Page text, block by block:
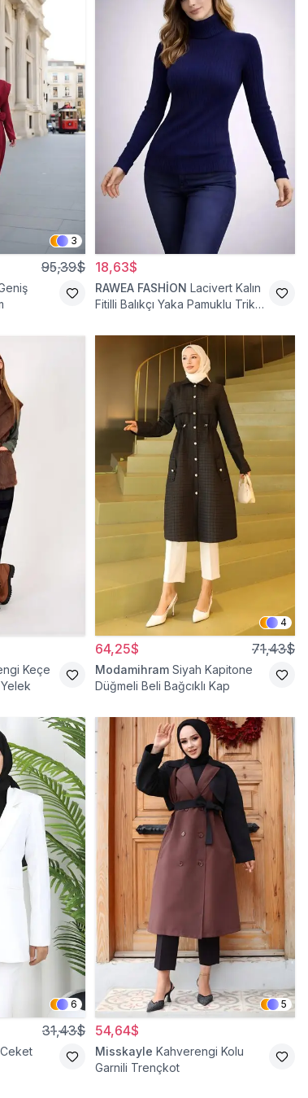
3
95,39$ 18,63$
RAWEA FASHİON Lacivert Kalın
Fitilli Balıkçı Yaka Pamuklu Triko
Keçe
4
64,25$ 71,43$
Modamihram Siyah Kapitone
Düğmeli Beli Bağcıklı Kap
6
31,43$
5
54,64$
Misskayle Kahverengi Kolu
Garnili Trençkot